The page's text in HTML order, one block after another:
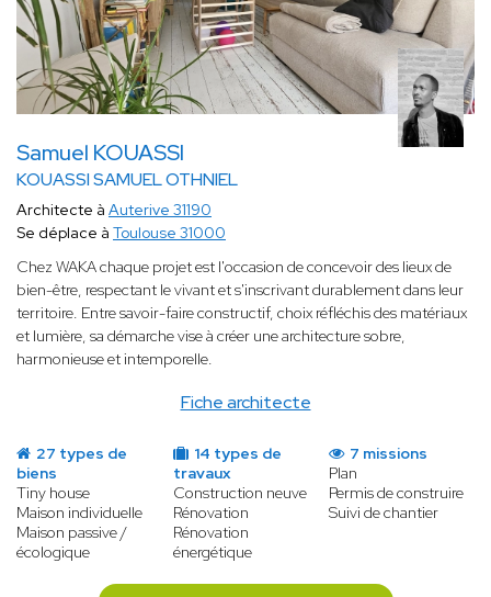
Samuel KOUASSI
KOUASSI SAMUEL OTHNIEL
Fiche architecte
Architecte à Auterive 31190
Se déplace à Toulouse 31000
Chez WAKA chaque projet est l'occasion de concevoir des lieux de
bien-être, respectant le vivant et s'inscrivant durablement dans leur
territoire. Entre savoir-faire constructif, choix réfléchis des matériaux
et lumière, sa démarche vise à créer une architecture sobre,
harmonieuse et intemporelle.
27 types de
biens
Tiny house
Maison individuelle
Maison passive /
écologique
14 types de
travaux
Construction neuve
Rénovation
Rénovation
énergétique
7 missions
Plan
Permis de construire
Suivi de chantier